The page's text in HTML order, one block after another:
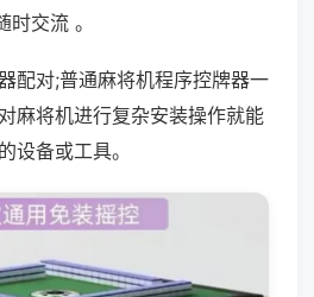
交流 。
配对;普通麻将机程序控牌器一
麻将机进行复杂安装操作就能
设备或工具。